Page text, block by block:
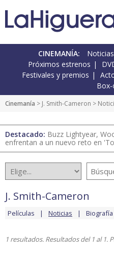
CINEMANÍA:
Próximos estrenos
Festivales y premios
Cinemanía > J. Smith-Cameron >
Destacado: Buzz Lightyear,
enfrentan a un nuevo reto en
J. Smith-Cameron
Películas Noticias Biografía
1 resultados. Resultados del 1 al 1.